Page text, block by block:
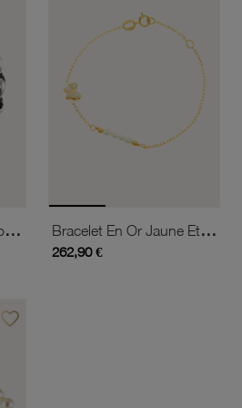
Bracelet En Argent Rhodié Maille Jaseron Bracelet En Or Jaune Et Laque, Perles De Culture, Papillon
262,90 €
favorite_borderAjouter à vos favoris